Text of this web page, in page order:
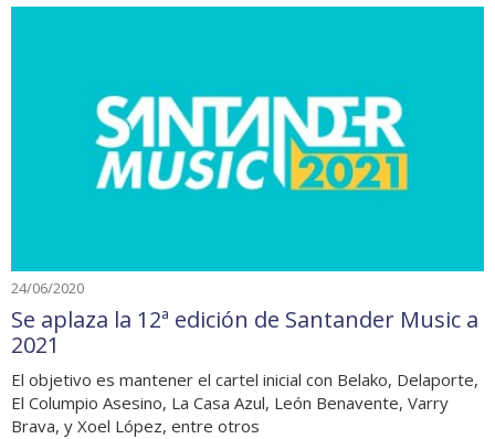
24/06/2020
Se aplaza la 12ª edición de Santander Music a
2021
El objetivo es mantener el cartel inicial con Belako, Delaporte,
El Columpio Asesino, La Casa Azul, León Benavente, Varry
Brava, y Xoel López, entre otros